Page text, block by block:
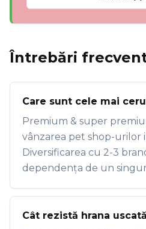
Întrebări
Care sunt cele mai
Premium & super
vânzarea pet shop-urilor
Diversificarea cu 2-3
dependența de un
Cât rezistă hrana